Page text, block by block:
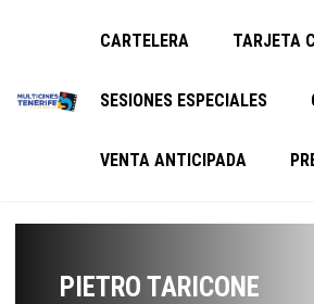
CARTELERA TARJETA
SESIONES ESPECIALES
VENTA ANTICIPADA
PIETRO TARICONE